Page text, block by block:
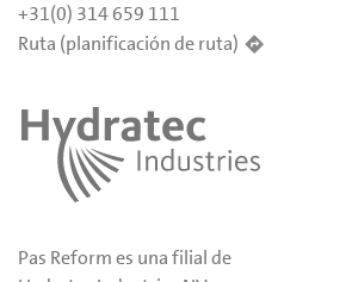
+31(0) 314 659 111
Ruta (planificación de ruta)
Pas Reform es una filial de